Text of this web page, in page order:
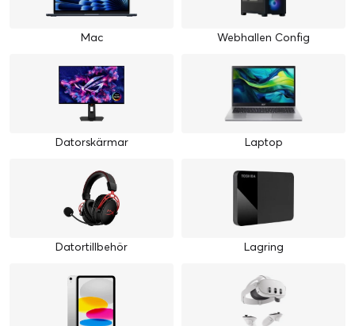
Mac Webhallen Config
Datorskärmar Laptop
Datortillbehör Lagring